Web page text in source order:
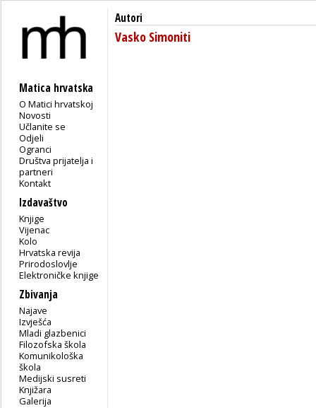
Matica hrvatska
O Matici hrvatskoj
Novosti
Učlanite se
Odjeli
Ogranci
Društva prijatelja i
partneri
Kontakt
Izdavaštvo
Knjige
Vijenac
Kolo
Hrvatska revija
Prirodoslovlje
Elektroničke knjige
Zbivanja
Najave
Izvješća
Mladi glazbenici
Filozofska škola
Komunikološka
škola
Medijski susreti
Knjižara
Galerija
Autori
Vasko Simoniti